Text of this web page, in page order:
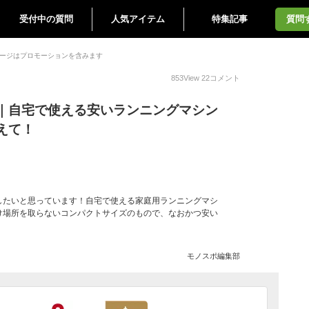
受付中の質問 人気アイテム 特集記事 質問
ジはプロモーションを含みます
853View 22コメント
自宅で使える安いランニングマシン
て！
いと思っています！自宅で使える家庭用ランニングマシ
所を取らないコンパクトサイズのもので、なおかつ安い
モノスポ編集部